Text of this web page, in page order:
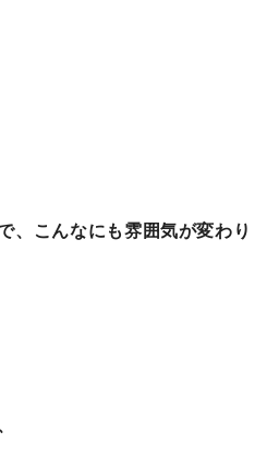
、こんなにも雰囲気が変わり